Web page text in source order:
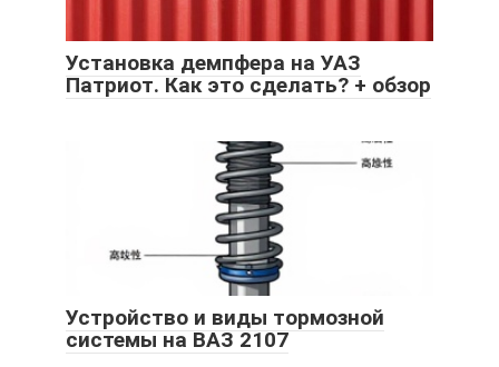
Установка демпфера на УАЗ
Патриот. Как это сделать? + обзор
Устройство и виды тормозной
системы на ВАЗ 2107